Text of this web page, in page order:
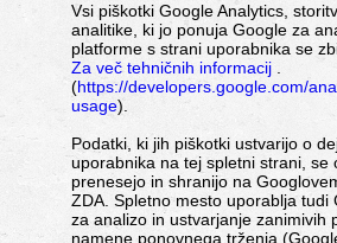
Vsi piškotki Google Analytics,
analitike, ki jo ponuja Google za
platforme s strani uporabnika se
Za več tehničnih informacij
(https://developers.google.com/
usage).
Podatki, ki jih piškotki ustvarijo o
uporabnika na tej spletni strani, se
prenesejo in shranijo na
ZDA. Spletno mesto uporablja tudi
za analizo in ustvarjanje zanimivih
namene ponovnega trženja